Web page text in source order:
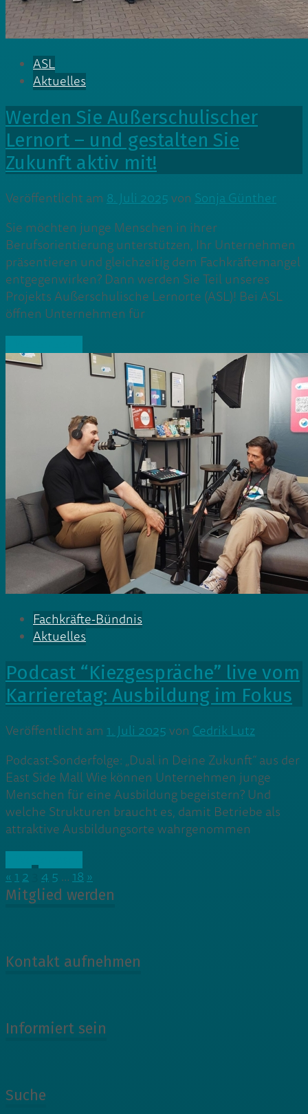
ASL
Aktuelles
Werden Sie Außerschulischer
Lernort – und gestalten Sie
Zukunft aktiv mit!
Veröffentlicht am 8. Juli 2025 von Sonja Günther
Sie möchten junge Menschen in ihrer
Berufsorientierung unterstützen, Ihr Unternehmen
präsentieren und gleichzeitig dem Fachkräftemangel
entgegenwirken? Dann werden Sie Teil unseres
Projekts Außerschulische Lernorte (ASL)! Bei ASL
öffnen Unternehmen für
Fachkräfte-Bündnis
Aktuelles
Podcast “Kiezgespräche” live vom
Karrieretag: Ausbildung im Fokus
Veröffentlicht am 1. Juli 2025 von Cedrik Lutz
Podcast-Sonderfolge: „Dual in Deine Zukunft“ aus der
East Side Mall Wie können Unternehmen junge
Menschen für eine Ausbildung begeistern? Und
welche Strukturen braucht es, damit Betriebe als
attraktive Ausbildungsorte wahrgenommen
« 1 2 4 5 … 18 »
Mitglied werden
Kontakt aufnehmen
Informiert sein
Suche